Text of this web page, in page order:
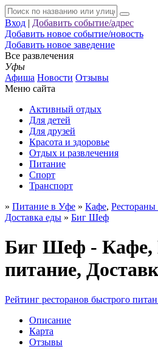
Вход | Добавить событие/адрес
Добавить новое событие/новость
Добавить новое заведение
Все развлечения
Уфы
Афиша Новости Отзывы
Меню сайта
Активный отдых
Для детей
Для друзей
Красота и здоровье
Отдых и развлечения
Питание
Спорт
Транспорт
» Питание в Уфе » Кафе, Рестораны
Доставка еды » Биг Шеф
Биг Шеф - Кафе,
питание,
Рейтинг ресторанов быстрого
Описание
Карта
Отзывы